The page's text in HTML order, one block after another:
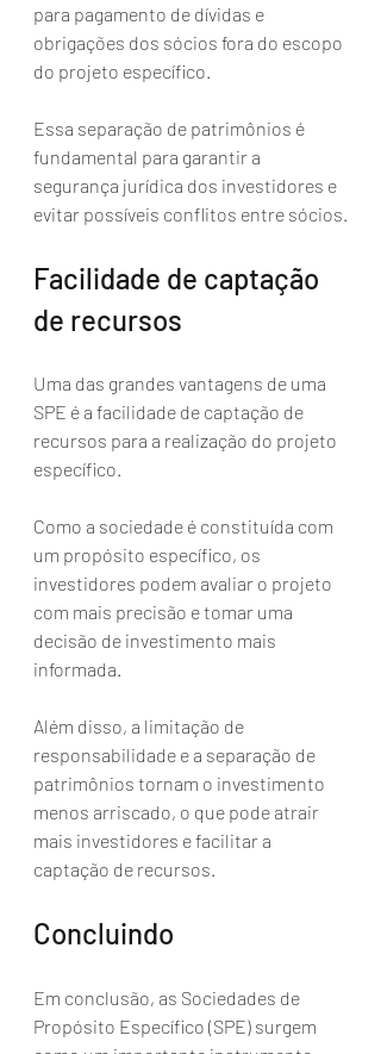
para pagamento de dívidas e
obrigações dos sócios fora do escopo
do projeto específico.
Essa separação de patrimônios é
fundamental para garantir a
segurança jurídica dos investidores e
evitar possíveis conflitos entre sócios.
Facilidade de captação
de recursos
Uma das grandes vantagens de uma
SPE é a facilidade de captação de
recursos para a realização do projeto
específico.
Como a sociedade é constituída com
um propósito específico, os
investidores podem avaliar o projeto
com mais precisão e tomar uma
decisão de investimento mais
informada.
Além disso, a limitação de
responsabilidade e a separação de
patrimônios tornam o investimento
menos arriscado, o que pode atrair
mais investidores e facilitar a
captação de recursos.
Concluindo
Em conclusão, as Sociedades de
Propósito Específico (SPE) surgem